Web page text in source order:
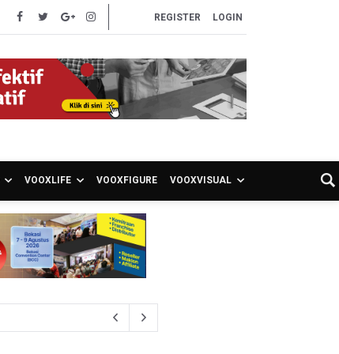
REGISTER LOGIN
VOOXLIFE VOOXFIGURE VOOXVISUAL